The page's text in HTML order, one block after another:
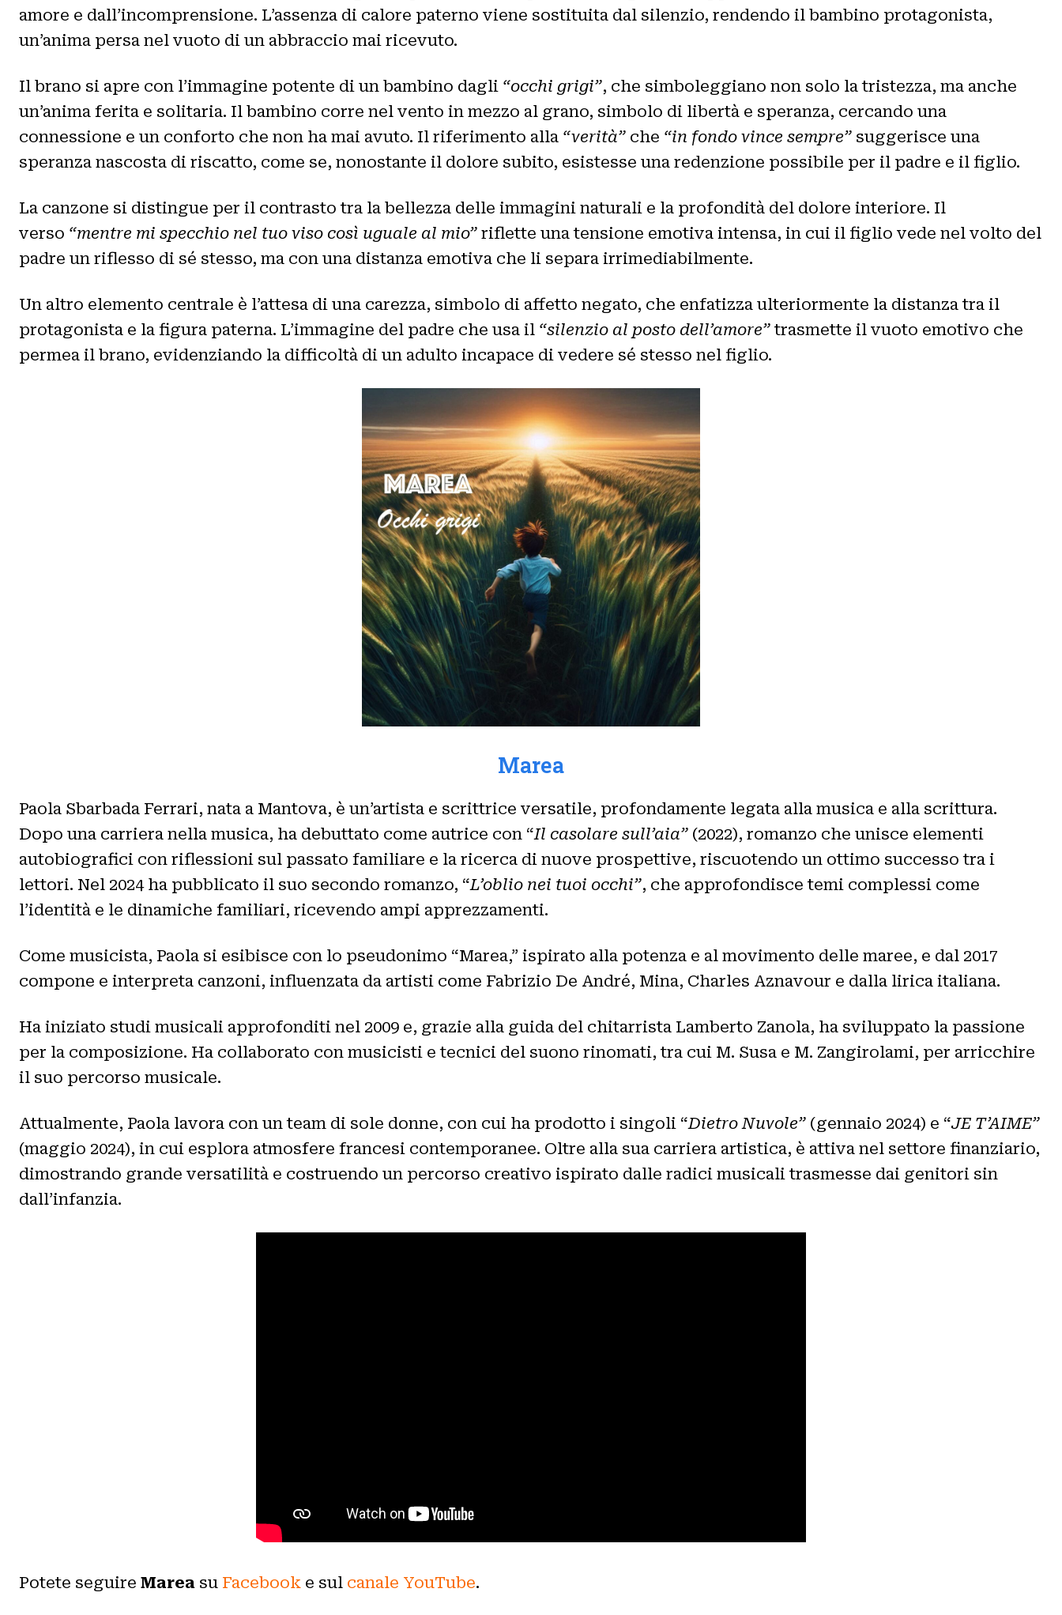
amore e dall’incomprensione. L’assenza di calore paterno viene sostituita dal silenzio, rendendo il bambino protagonista,
un’anima persa nel vuoto di un abbraccio mai ricevuto.
Il brano si apre con l’immagine potente di un bambino dagli “occhi grigi”, che simboleggiano non solo la tristezza, ma anche
un’anima ferita e solitaria. Il bambino corre nel vento in mezzo al grano, simbolo di libertà e speranza, cercando una
connessione e un conforto che non ha mai avuto. Il riferimento alla “verità” che “in fondo vince sempre” suggerisce una
speranza nascosta di riscatto, come se, nonostante il dolore subito, esistesse una redenzione possibile per il padre e il figlio.
La canzone si distingue per il contrasto tra la bellezza delle immagini naturali e la profondità del dolore interiore. Il
verso “mentre mi specchio nel tuo viso così uguale al mio” riflette una tensione emotiva intensa, in cui il figlio vede nel volto del
padre un riflesso di sé stesso, ma con una distanza emotiva che li separa irrimediabilmente.
Un altro elemento centrale è l’attesa di una carezza, simbolo di affetto negato, che enfatizza ulteriormente la distanza tra il
protagonista e la figura paterna. L’immagine del padre che usa il “silenzio al posto dell’amore”trasmette il vuoto emotivo che
permea il brano, evidenziando la difficoltà di un adulto incapace di vedere sé stesso nel figlio.
Marea
Paola Sbarbada Ferrari, nata a Mantova, è un’artista e scrittrice versatile, profondamente legata alla musica e alla scrittura.
Dopo una carriera nella musica, ha debuttato come autrice con “Il casolare sull’aia” (2022), romanzo che unisce elementi
autobiografici con riflessioni sul passato familiare e la ricerca di nuove prospettive, riscuotendo un ottimo successo tra i
lettori. Nel 2024 ha pubblicato il suo secondo romanzo, “L’oblio nei tuoi occhi”, che approfondisce temi complessi come
l’identità e le dinamiche familiari, ricevendo ampi apprezzamenti.
Come musicista, Paola si esibisce con lo pseudonimo “Marea,” ispirato alla potenza e al movimento delle maree, e dal 2017
compone e interpreta canzoni, influenzata da artisti come Fabrizio De André, Mina, Charles Aznavour e dalla lirica italiana.
Ha iniziato studi musicali approfonditi nel 2009 e, grazie alla guida del chitarrista Lamberto Zanola, ha sviluppato la passione
per la composizione. Ha collaborato con musicisti e tecnici del suono rinomati, tra cui M. Susa e M. Zangirolami, per arricchire
il suo percorso musicale.
Attualmente, Paola lavora con un team di sole donne, con cui ha prodotto i singoli “Dietro Nuvole” (gennaio 2024) e “JE T’AIME”
(maggio 2024), in cui esplora atmosfere francesi contemporanee. Oltre alla sua carriera artistica, è attiva nel settore finanziario,
dimostrando grande versatilità e costruendo un percorso creativo ispirato dalle radici musicali trasmesse dai genitori sin
dall’infanzia.
Potete seguire Marea su Facebook e sul canale YouTube.